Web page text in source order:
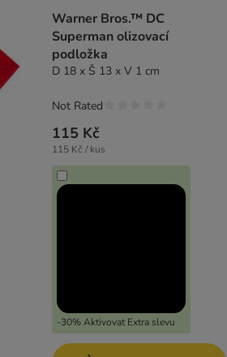
Warner Bros.™ DC
Superman olizovací
podložka
D 18 x Š 13 x V 1 cm
115 Kč
115 Kč / kus
-30% Aktivovat Extra slevu
Not Rated